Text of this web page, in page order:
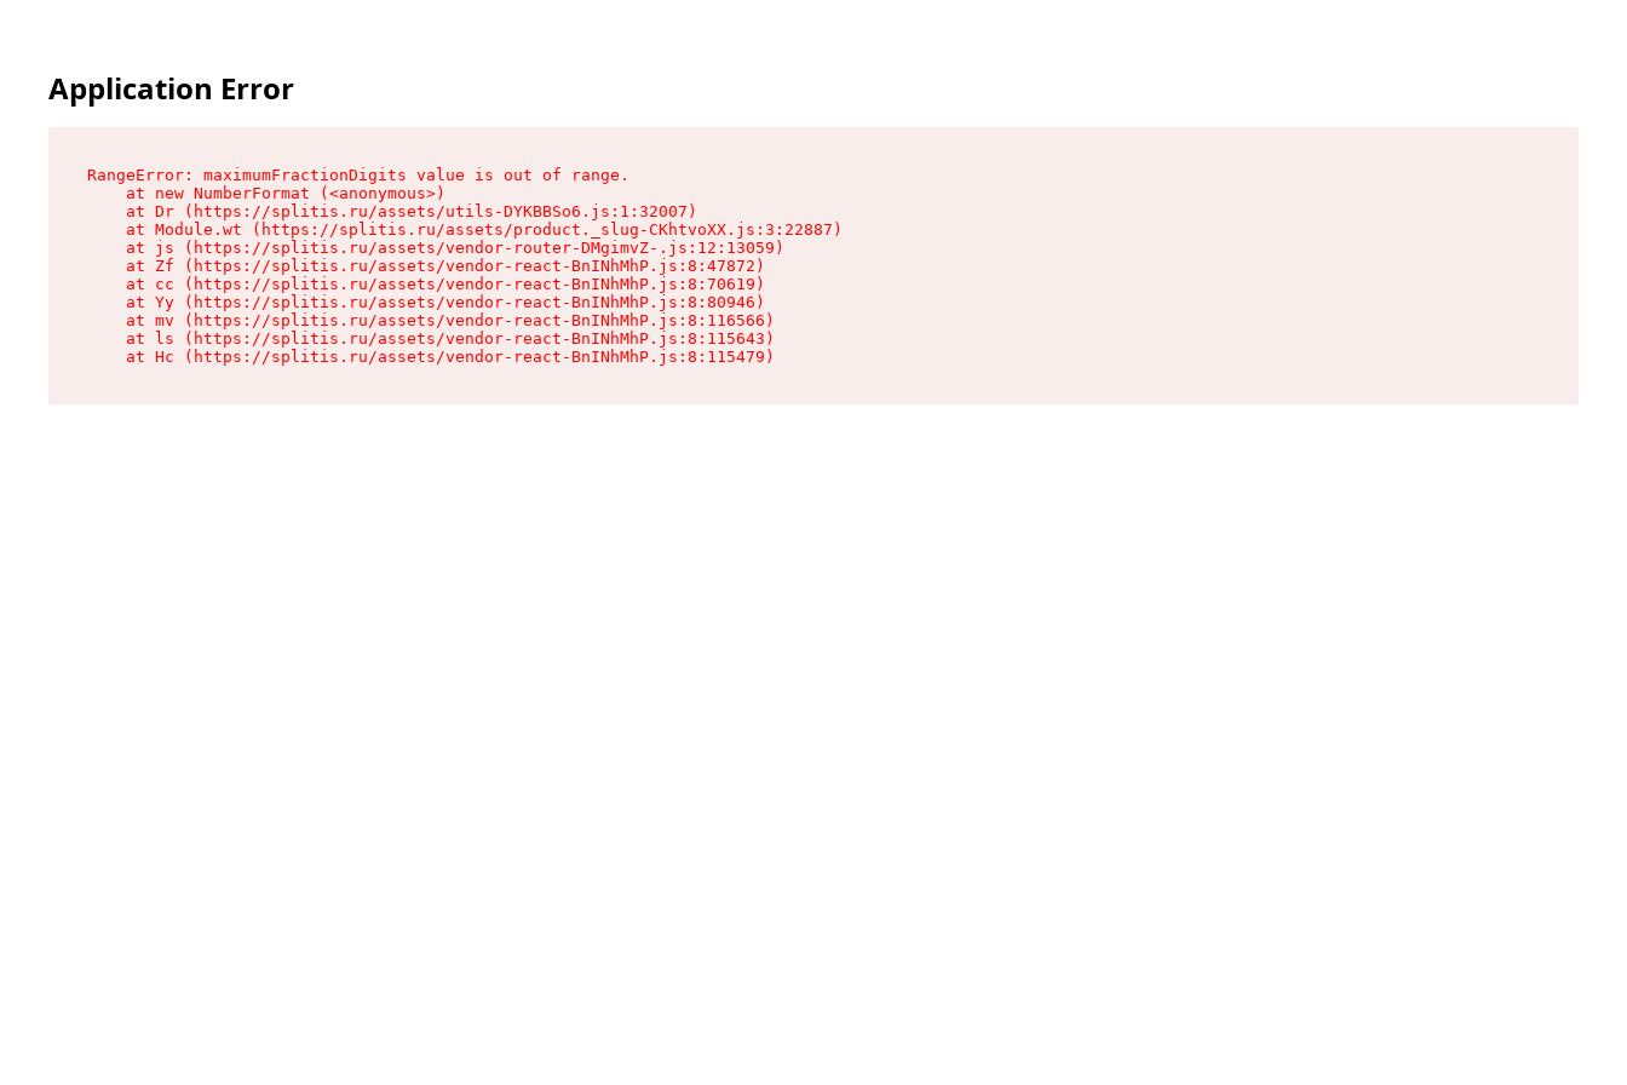
Application Error
RangeError: maximumFractionDigits value is out of range.
    at new NumberFormat (<anonymous>)
    at Dr (https://splitis.ru/assets/utils-DYKBBSo6.js:1:32007)
    at Module.wt (https://splitis.ru/assets/product._slug-CKhtvoXX.js:3:22887)
    at js (https://splitis.ru/assets/vendor-router-DMgimvZ-.js:12:13059)
    at Zf (https://splitis.ru/assets/vendor-react-BnINhMhP.js:8:47872)
    at cc (https://splitis.ru/assets/vendor-react-BnINhMhP.js:8:70619)
    at Yy (https://splitis.ru/assets/vendor-react-BnINhMhP.js:8:80946)
    at mv (https://splitis.ru/assets/vendor-react-BnINhMhP.js:8:116566)
    at ls (https://splitis.ru/assets/vendor-react-BnINhMhP.js:8:115643)
    at Hc (https://splitis.ru/assets/vendor-react-BnINhMhP.js:8:115479)